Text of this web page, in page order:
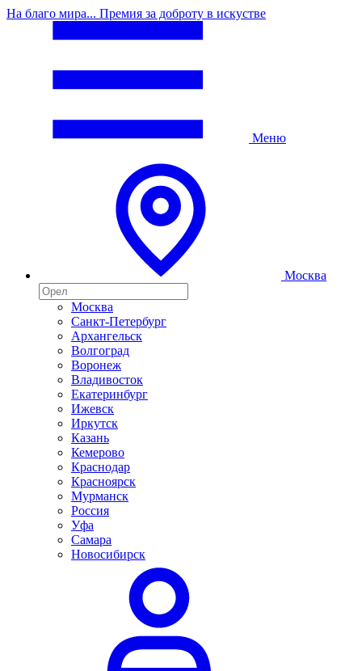
На благо мира... Премия за доброту в искустве
Меню
Москва
Москва
Санкт-Петербург
Архангельск
Волгоград
Воронеж
Владивосток
Екатеринбург
Ижевск
Иркутск
Казань
Кемерово
Краснодар
Красноярск
Мурманск
Россия
Уфа
Самара
Новосибирск